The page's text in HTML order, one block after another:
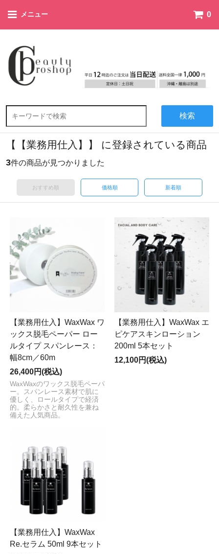
メニュー 0
検索
【【業務用仕入】】 に登録されている商品
3件の商品が見つかりました
おすすめ順 価格順 新着順
【業務用仕入】WaxWax ワ
ックス脱毛ペーパー ロー
ルタイプ スパンレース：
幅8cm／60m
26,400円(税込)
WaxWaxのワックス脱毛ペーパ
ー。スパンレース素材で肌に
優しく、ロールタイプで経済
的。柔らかさと耐久性を兼ね
備えた人気商品。
【業務用仕入】WaxWax エ
ピケアスキンローション
200ml 5本セット
12,100円(税込)
【業務用仕入】WaxWax
Re.セラム 50ml 9本セット